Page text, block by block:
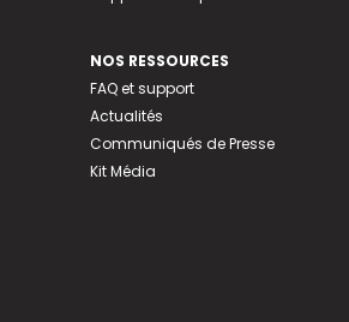
NOS RESSOURCES
FAQ et support
Actualités
Communiqués de Presse
Kit Média